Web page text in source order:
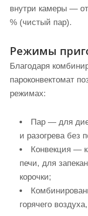
внутри камеры —
% (чистый пар).
Режимы
Благодаря
пароконвектомат
режимах:
Пар — для
и разогрева без
Конвекция —
печи, для
корочки;
горячего